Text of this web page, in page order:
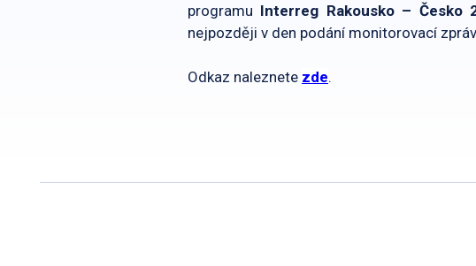
programu Interreg Rakousko – Česko
nejpozději v den podání monitorovací
Odkaz naleznete zde.